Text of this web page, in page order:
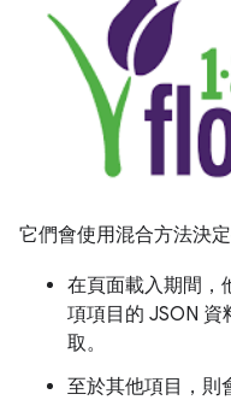
它們會使用混合方法決
在頁面載入期間，
項項目的 JSON
取。
至於其他項目，則